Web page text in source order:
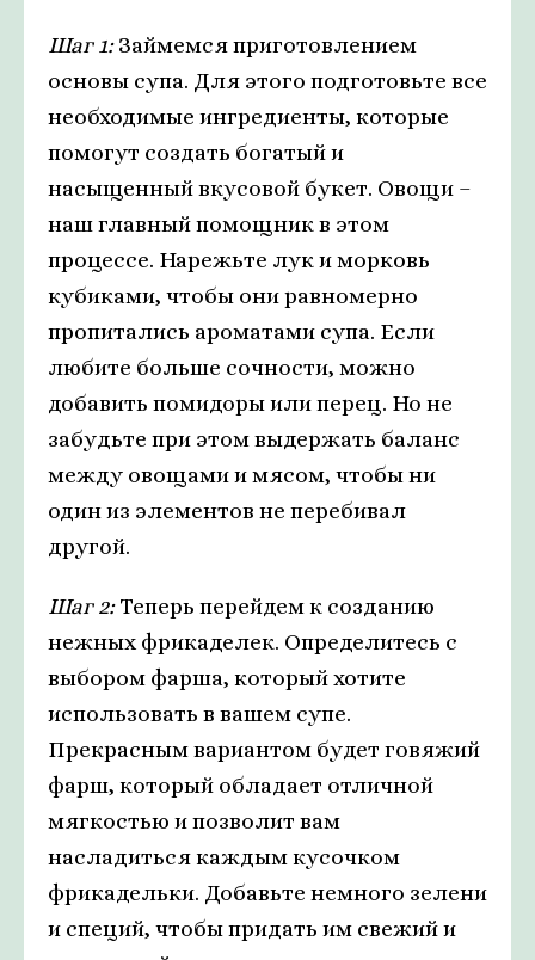
Шаг 1:Займемся приготовлением
основы супа. Для этого подготовьте все
необходимые ингредиенты, которые
помогут создать богатый и
насыщенный вкусовой букет. Овощи –
наш главный помощник в этом
процессе. Нарежьте лук и морковь
кубиками, чтобы они равномерно
пропитались ароматами супа. Если
любите больше сочности, можно
добавить помидоры или перец. Но не
забудьте при этом выдержать баланс
между овощами и мясом, чтобы ни
один из элементов не перебивал
другой.
Шаг 2:Теперь перейдем к созданию
нежных фрикаделек. Определитесь с
выбором фарша, который хотите
использовать в вашем супе.
Прекрасным вариантом будет говяжий
фарш, который обладает отличной
мягкостью и позволит вам
насладиться каждым кусочком
фрикадельки. Добавьте немного зелени
и специй, чтобы придать им свежий и